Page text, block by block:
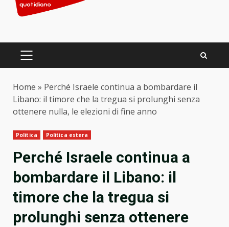
PRIMARY
Home » Perché Israele continua a bombardare il
Libano: il timore che la tregua si prolunghi senza
ottenere nulla, le elezioni di fine anno
Politica Politica estera
Perché Israele continua a
bombardare il Libano: il
timore che la tregua si
prolunghi senza ottenere